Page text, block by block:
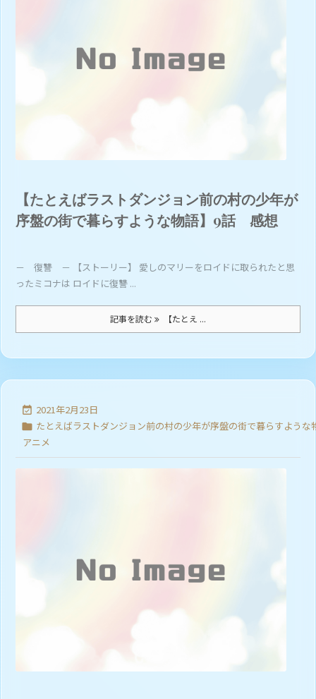
【たとえばラストダンジョン前の村の少年が
序盤の街で暮らすような物語】9話 感想
－ 復讐 － 【ストーリー】 愛しのマリーをロイドに取られたと思
ったミコナは ロイドに復讐 ...
記事を読む 【たとえ ...
 2021年2月23日
 たとえばラストダンジョン前の村の少年が序盤の街で暮らすような
アニメ